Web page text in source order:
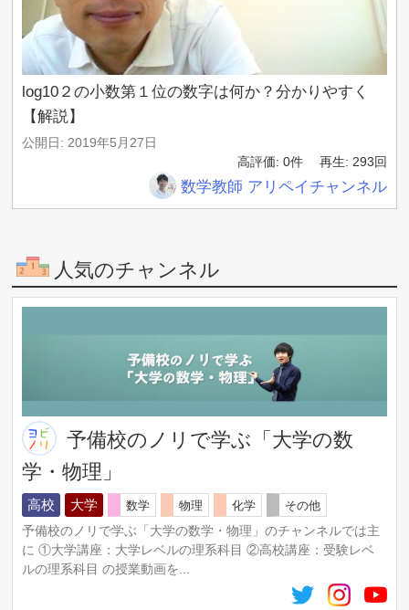
【深層学習】学習 - なぜ必要なのか？何をするの
か？【ディープラーニングの世界 vol. 2 】 #052 #VR
アカデミア #DeepLearning
【もう二度と迷わない】因子分析と主成分分析は何
が違うの？【いろんな分析 vol. 3 】 #053 #VRアカデ
ミア
【深層学習】全結合層 - それはいちばん大事な部品
のお話【ディープラーニングの世界 vol. 4 】 #055
【深層学習】畳み込み層の本当の意味、あなたは説
明できますか？【ディープラーニングの世界 vol. 5
】 #057 #VRアカデミア #DeepLearning
log10２の小数第１位の数字は何か？分かりやすく
【解説】
公開日: 2019年5月27日
再生: 293回
高評価: 0件
数学教師 アリペイチャンネル
人気のチャンネル
予備校のノリで学ぶ「大学の数
学・物理」
高校 大学 数学 物理 化学
その他
予備校のノリで学ぶ「大学の数学・物理」のチャンネルでは主
に ①大学講座：大学レベルの理系科目 ②高校講座：受験レベ
ルの理系科目 の授業動画を...